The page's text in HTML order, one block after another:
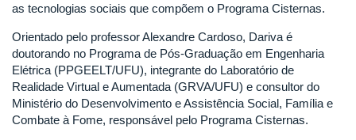
as tecnologias sociais que compõem o Programa Cisternas.
Orientado pelo professor Alexandre Cardoso, Dariva é
doutorando no Programa de Pós-Graduação em Engenharia
Elétrica (PPGEELT/UFU), integrante do Laboratório de
Realidade Virtual e Aumentada (GRVA/UFU) e consultor do
Ministério do Desenvolvimento e Assistência Social, Família e
Combate à Fome, responsável pelo Programa Cisternas.